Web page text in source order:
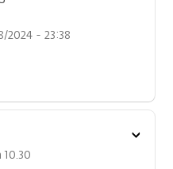
2024 - 23:38
Toon